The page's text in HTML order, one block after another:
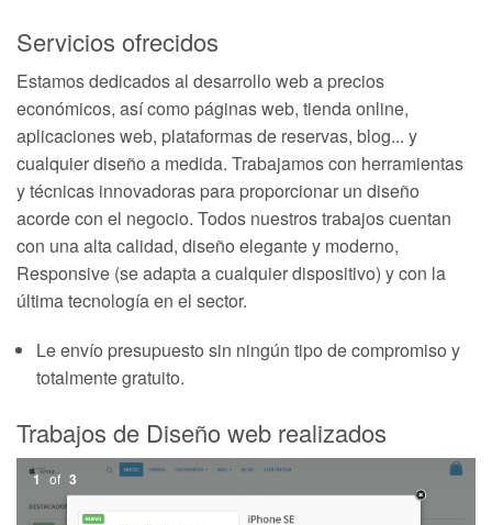
Servicios ofrecidos
Estamos dedicados al desarrollo web a precios
económicos, así como páginas web, tienda online,
aplicaciones web, plataformas de reservas, blog... y
cualquier diseño a medida. Trabajamos con herramientas
y técnicas innovadoras para proporcionar un diseño
acorde con el negocio. Todos nuestros trabajos cuentan
con una alta calidad, diseño elegante y moderno,
Responsive (se adapta a cualquier dispositivo) y con la
última tecnología en el sector.
Le envío presupuesto sin ningún tipo de compromiso y
totalmente gratuito.
Trabajos de Diseño web realizados
1 of 3